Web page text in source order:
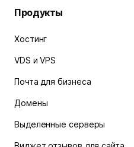
Продукты
Хостинг
VDS и VPS
Почта для бизнеса
Домены
Выделенные серверы